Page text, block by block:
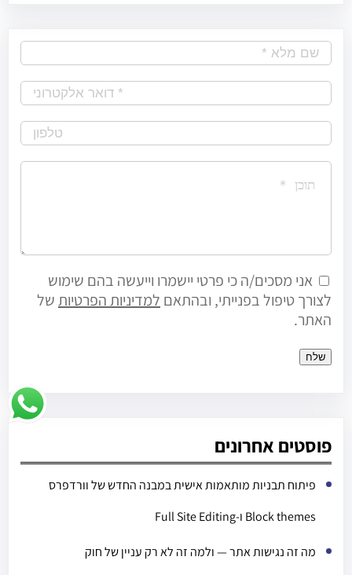
r
c
h
אני מסכים/ה כי פרטי יישמרו וייעשה בהם שימוש
לצורך טיפול בפנייתי, ובהתאם למדיניות הפרטיותשל
האתר.
פוסטים אחרונים
פיתוח תבניות מותאמות אישית במבנה החדש של וורדפרס
Block themes ו-Full Site Editing
מה זה נגישות אתר — ולמה זה לא רק עניין של חוק